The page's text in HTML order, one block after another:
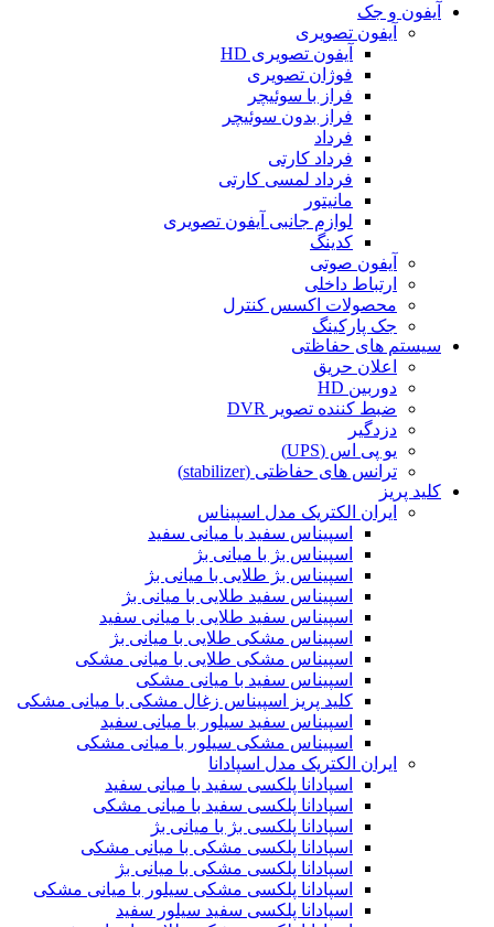
آیفون و جک
آیفون تصویری
آیفون تصویری HD
فوژان تصویری
فراز با سوئیچر
فراز بدون سوئیچر
فرداد
فرداد کارتی
فرداد لمسی کارتی
مانیتور
لوازم جانبی آیفون تصویری
کدینگ
آیفون صوتی
ارتباط داخلی
محصولات اکسس کنترل
جک پارکینگ
سیستم های حفاظتی
اعلان حریق
دوربین HD
ضبط کننده تصویر DVR
دزدگیر
یو پی اس (UPS)
ترانس های حفاظتی (stabilizer)
کلید پریز
ایران الکتریک مدل اسپیناس
اسپیناس سفید با میانی سفید
اسپیناس بژ با میانی بژ
اسپیناس بژ طلایی با میانی بژ
اسپیناس سفید طلایی با میانی بژ
اسپیناس سفید طلایی با میانی سفید
اسپیناس مشکی طلایی با میانی بژ
اسپیناس مشکی طلایی با میانی مشکی
اسپیناس سفید با میانی مشکی
کلید پریز اسپیناس زغال مشکی با میانی مشکی
اسپیناس سفید سیلور با میانی سفید
اسپیناس مشکی سیلور با میانی مشکی
ایران الکتریک مدل اسپادانا
اسپادانا پلکسی سفید با میانی سفید
اسپادانا پلکسی سفید با میانی مشکی
اسپادانا پلکسی بژ با میانی بژ
اسپادانا پلکسی مشکی با میانی مشکی
اسپادانا پلکسی مشکی با میانی بژ
اسپادانا پلکسی مشکی سیلور با میانی مشکی
اسپادانا پلکسی سفید سیلور سفید